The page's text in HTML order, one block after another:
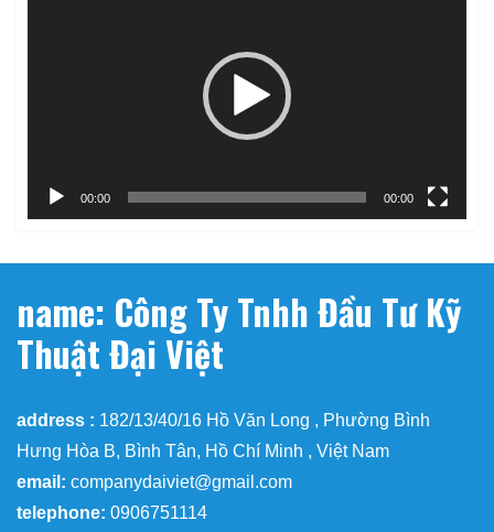
00:00 00:00
name: Công Ty Tnhh Đầu Tư Kỹ
Thuật Đại Việt
address : 182/13/40/16 Hồ Văn Long , Phường Bình
Hưng Hòa B, Bình Tân, Hồ Chí Minh , Việt Nam
email: companydaiviet@gmail.com
telephone: 0906751114